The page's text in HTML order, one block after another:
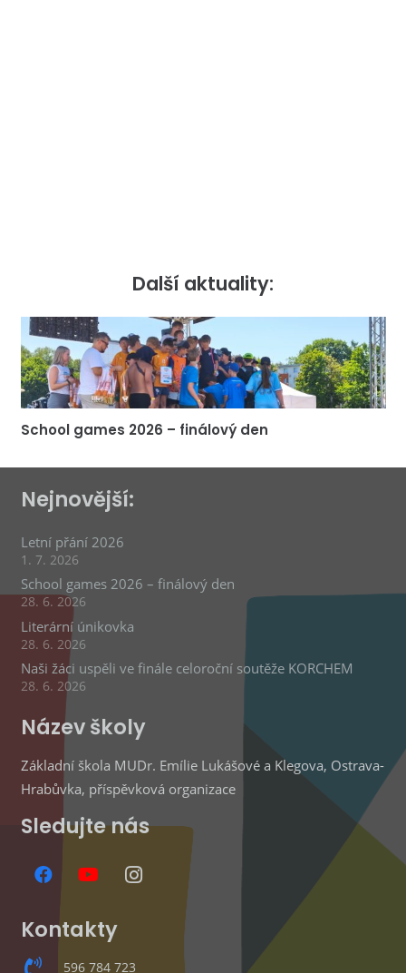
Další aktuality:
School games 2026 – finálový den
Nejnovější:
Letní přání 2026
1. 7. 2026
School games 2026 – finálový den
28. 6. 2026
Literární únikovka
28. 6. 2026
Naši žáci uspěli ve finále celoroční soutěže KORCHEM
28. 6. 2026
Název školy
Základní škola MUDr. Emílie Lukášové a Klegova, Ostrava-
Hrabůvka, příspěvková organizace
Sledujte nás
Kontakty
596 784 723